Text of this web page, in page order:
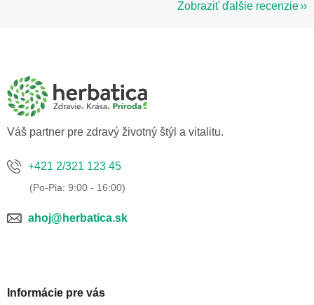
Zobraziť ďalšie recenzie
Váš partner pre zdravý životný štýl a vitalitu.
+421 2/321 123 45
ahoj@herbatica.sk
Informácie pre vás